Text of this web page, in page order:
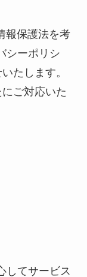
報保護法を考
シーポリシ
たします。
ご対応いた
してサービス